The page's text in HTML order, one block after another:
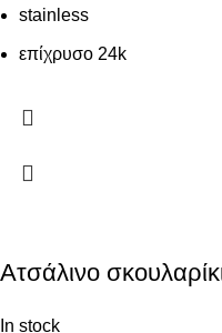
stainless
επίχρυσο 24k
Ατσάλινο
In stock